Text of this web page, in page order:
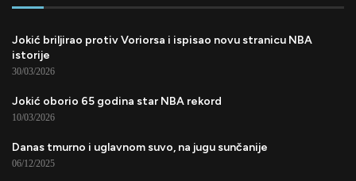
Jokić briljirao protiv Voriorsa i ispisao novu stranicu NBA
istorije
30/03/2026
Jokić oborio 65 godina star NBA rekord
10/03/2026
Danas tmurno i uglavnom suvo, na jugu sunčanije
06/12/2025